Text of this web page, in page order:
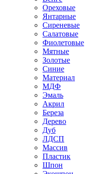
Ореховые
Янтарные
Сиреневые
Салатовые
Фиолетовые
Мятные
Золотые
Синие
Материал
МДФ
Эмаль
Акрил
Береза
Дерево
Дуб
ЛДСП
Массив
Пластик
Шпон